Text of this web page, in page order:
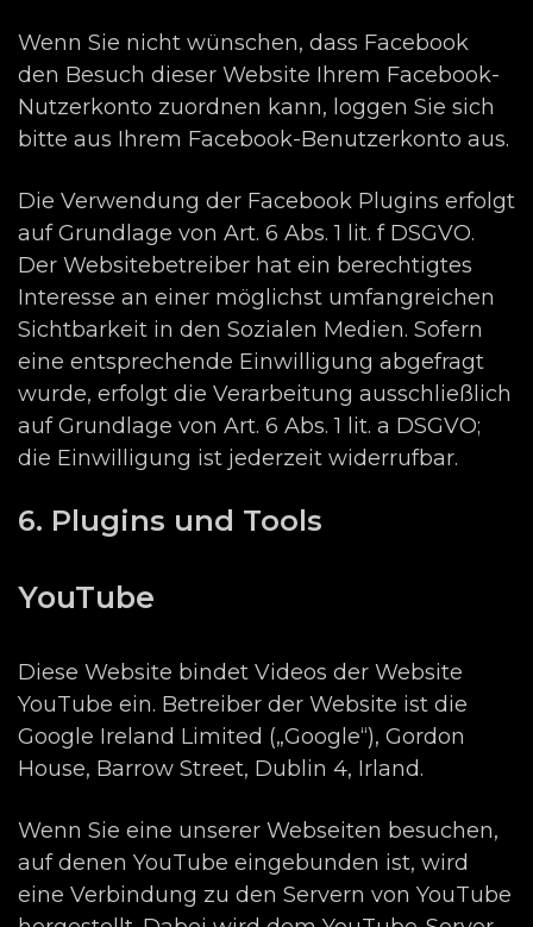
Wenn Sie nicht wünschen, dass Facebook
den Besuch dieser Website Ihrem Facebook-
Nutzerkonto zuordnen kann, loggen Sie sich
bitte aus Ihrem Facebook-Benutzerkonto aus.
Die Verwendung der Facebook Plugins erfolgt
auf Grundlage von Art. 6 Abs. 1 lit. f DSGVO.
Der Websitebetreiber hat ein berechtigtes
Interesse an einer möglichst umfangreichen
Sichtbarkeit in den Sozialen Medien. Sofern
eine entsprechende Einwilligung abgefragt
wurde, erfolgt die Verarbeitung ausschließlich
auf Grundlage von Art. 6 Abs. 1 lit. a DSGVO;
die Einwilligung ist jederzeit widerrufbar.
6. Plugins und Tools
YouTube
Diese Website bindet Videos der Website
YouTube ein. Betreiber der Website ist die
Google Ireland Limited („Google“), Gordon
House, Barrow Street, Dublin 4, Irland.
Wenn Sie eine unserer Webseiten besuchen,
auf denen YouTube eingebunden ist, wird
eine Verbindung zu den Servern von YouTube